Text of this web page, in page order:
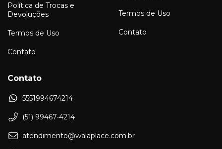
Política de Trocas e
Devoluções
Termos de Uso
Contato
Termos de Uso
Contato
Contato
5551994674214
(51) 99467-4214
atendimento@walaplace.com.br